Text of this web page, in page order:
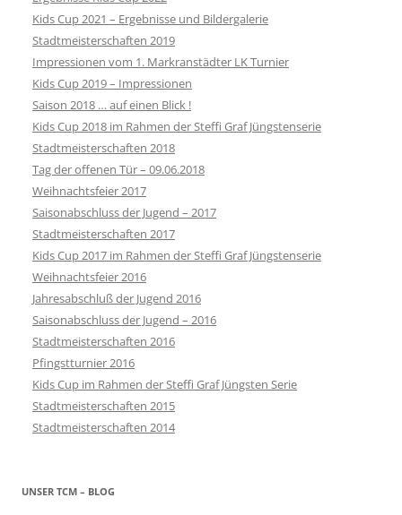
Kids Cup 2021 – Ergebnisse und Bildergalerie
Stadtmeisterschaften 2019
Impressionen vom 1. Markranstädter LK Turnier
Kids Cup 2019 – Impressionen
Saison 2018 … auf einen Blick !
Kids Cup 2018 im Rahmen der Steffi Graf Jüngstenserie
Stadtmeisterschaften 2018
Tag der offenen Tür – 09.06.2018
Weihnachtsfeier 2017
Saisonabschluss der Jugend – 2017
Stadtmeisterschaften 2017
Kids Cup 2017 im Rahmen der Steffi Graf Jüngstenserie
Weihnachtsfeier 2016
Jahresabschluß der Jugend 2016
Saisonabschluss der Jugend – 2016
Stadtmeisterschaften 2016
Pfingstturnier 2016
Kids Cup im Rahmen der Steffi Graf Jüngsten Serie
Stadtmeisterschaften 2015
Stadtmeisterschaften 2014
UNSER TCM – BLOG